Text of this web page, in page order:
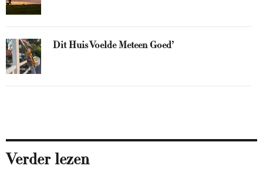
Dit Huis Voelde Meteen Goed’
Verder lezen